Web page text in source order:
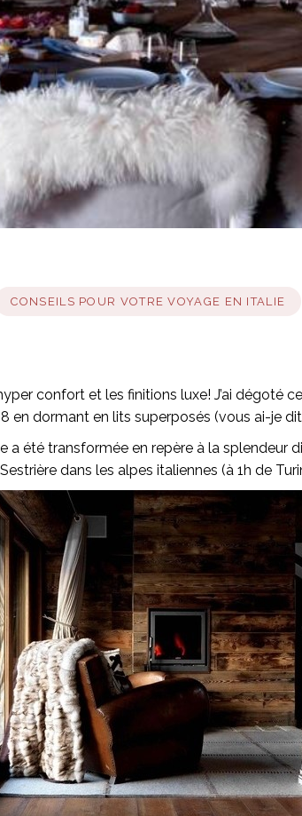
CONSEILS POUR VOTRE VOYAGE EN ITALIE
confort et les finitions luxe! J’ai dégoté
8 en dormant en lits superposés (vous ai-je
été transformée en repère à la splendeur
dans les alpes italiennes (à 1h de